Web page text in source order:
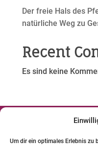
Um dir ein optimales Erlebnis zu
Der freie Hals des
natürliche Weg zu
Recent
Es sind keine